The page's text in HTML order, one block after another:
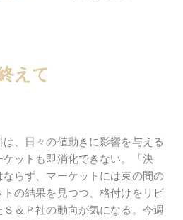
えて
、日々の値動きに影響を与える
ットも即消化できない。「決
らず、マーケットには束の間の
の結果を見つつ、格付けをリビ
＆Ｐ社の動向が気になる。今週